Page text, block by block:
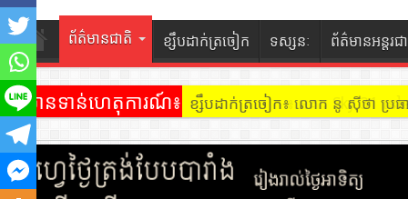
ព័ត៌មានជាតិ ខ្សឹបដាក់ត្រចៀក ទស្សនៈ ព័ត៌មានអន្តរជ
ព័ត៌មានទាន់ហេតុការណ៍៖ ខ្សឹបដាក់ត្រចៀក ៖ អគារ Sky 31